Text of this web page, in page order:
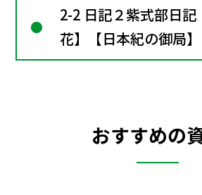
2-2 日記２紫式部日記
花】【日本紀の御局】
おすすめの